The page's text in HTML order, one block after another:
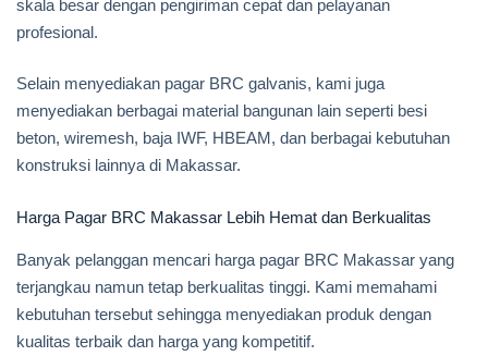
skala besar dengan pengiriman cepat dan pelayanan
profesional.
Selain menyediakan pagar BRC galvanis, kami juga
menyediakan berbagai material bangunan lain seperti besi
beton, wiremesh, baja IWF, HBEAM, dan berbagai kebutuhan
konstruksi lainnya di Makassar.
Harga Pagar BRC Makassar Lebih Hemat dan Berkualitas
Banyak pelanggan mencari harga pagar BRC Makassar yang
terjangkau namun tetap berkualitas tinggi. Kami memahami
kebutuhan tersebut sehingga menyediakan produk dengan
kualitas terbaik dan harga yang kompetitif.